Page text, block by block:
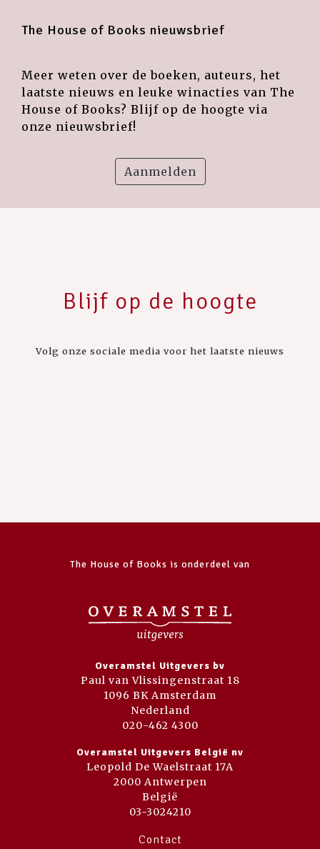
The House of Books nieuwsbrief
Meer weten over de boeken, auteurs, het
laatste nieuws en leuke winacties van The
House of Books? Blijf op de hoogte via
onze nieuwsbrief!
Aanmelden
Blijf op de hoogte
Volg onze sociale media voor het laatste nieuws
The House of Books is onderdeel van
Overamstel Uitgevers bv
Paul van Vlissingenstraat 18
1096 BK Amsterdam
Nederland
020-462 4300
Overamstel Uitgevers België nv
Leopold De Waelstraat 17A
2000 Antwerpen
België
03-3024210
Contact